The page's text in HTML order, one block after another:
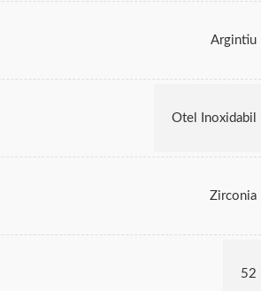
Argintiu
Otel Inoxidabil
Zirconia
52